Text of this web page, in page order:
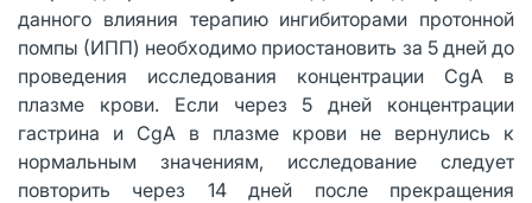
данного влияния терапию ингибиторами протонной
помпы (ИПП) необходимо приостановить за 5 дней до
проведения исследования концентрации CgA в
плазме крови. Если через 5 дней концентрации
гастрина и CgA в плазме крови не вернулись к
нормальным значениям, исследование следует
повторить через 14 дней после прекращения